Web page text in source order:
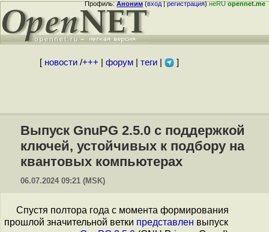
Профиль:Аноним(вход|регистрация)неRUopennet.me
[ новости/+++ форум| теги| ]
Выпуск GnuPG 2.5.0 с поддержкой
ключей, устойчивых к подбору на
квантовых компьютерах
06.07.2024 09:21 (MSK)
Спустя полтора года с момента формирования
прошлой значительной ветки представлен выпуск